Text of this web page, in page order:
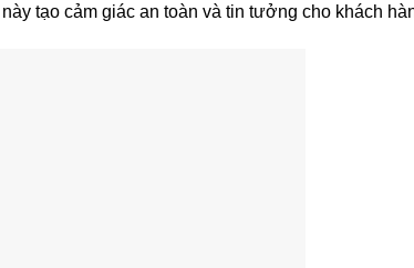
tạo cảm giác an toàn và tin tưởng cho khách